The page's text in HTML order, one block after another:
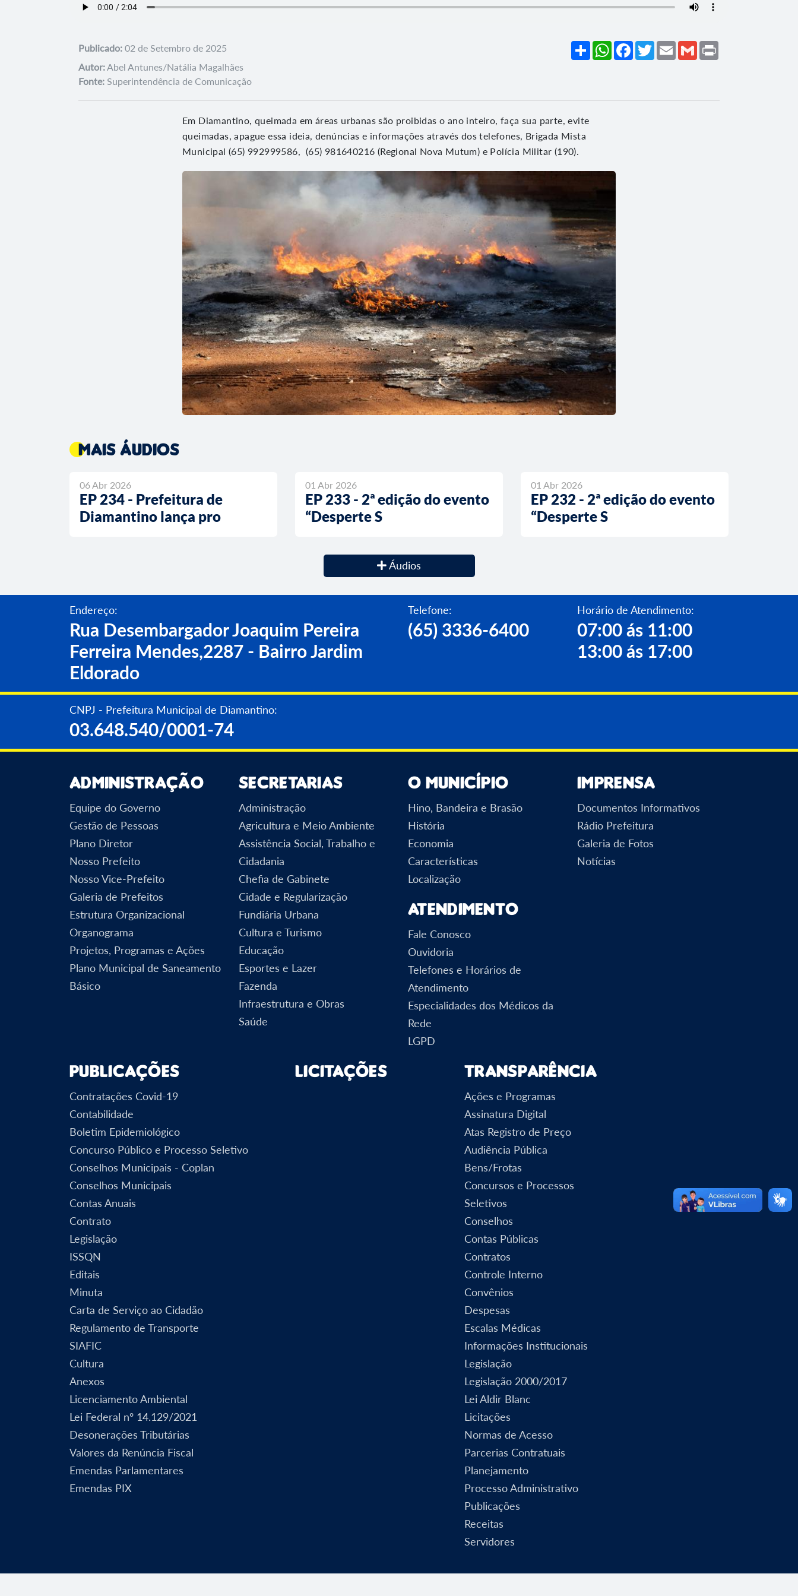
Publicado: 02 de Setembro de 2025 Share WhatsAppFacebook
TwitterEmail Gmail
Autor:Abel Antunes/Natália Magalhães
Fonte: Superintendência de Comunicação
Em Diamantino, queimada em áreas urbanas são proibidas o ano inteiro, faça sua parte, evite
queimadas, apague essa ideia, denúncias e informações através dos telefones, Brigada Mista
Municipal (65) 992999586, (65) 981640216 (Regional Nova Mutum) e Polícia Militar (190).
Mais áudios
06 Abr 2026
EP 234 - Prefeitura de
Diamantino lança pro
01 Abr 2026
EP 233 - 2ª edição do evento
“Desperte S
01 Abr 2026
EP 232 - 2ª edição do evento
“Desperte S
Áudios
Endereço:
Rua Desembargador Joaquim Pereira
Ferreira Mendes,2287 - Bairro Jardim
Eldorado
Telefone:
(65) 3336-6400
Horário de Atendimento:
07:00 ás 11:00
13:00 ás 17:00
CNPJ - Prefeitura Municipal de Diamantino:
03.648.540/0001-74
Administração
Equipe do Governo
Gestão de Pessoas
Plano Diretor
Nosso Prefeito
Nosso Vice-Prefeito
Galeria de Prefeitos
Estrutura Organizacional
Organograma
Projetos, Programas e Ações
Plano Municipal de Saneamento
Básico
Secretarias
Administração
Agricultura e Meio Ambiente
Assistência Social, Trabalho e
Cidadania
Chefia de Gabinete
Cidade e Regularização
Fundiária Urbana
Cultura e Turismo
Educação
Esportes e Lazer
Fazenda
Infraestrutura e Obras
Saúde
O Município
Hino, Bandeira e Brasão
História
Economia
Características
Localização
Atendimento
Fale Conosco
Ouvidoria
Telefones e Horários de
Atendimento
Especialidades dos Médicos da
Rede
LGPD
Imprensa
Documentos Informativos
Rádio Prefeitura
Galeria de Fotos
Notícias
Publicações
Contratações Covid-19
Contabilidade
Boletim Epidemiológico
Concurso Público e Processo Seletivo
Conselhos Municipais - Coplan
Conselhos Municipais
Contas Anuais
Contrato
Legislação
ISSQN
Editais
Minuta
Carta de Serviço ao Cidadão
Regulamento de Transporte
SIAFIC
Cultura
Anexos
Licenciamento Ambiental
Lei Federal nº 14.129/2021
Desonerações Tributárias
Valores da Renúncia Fiscal
Emendas Parlamentares
Emendas PIX
Licitações Transparência
Ações e Programas
Assinatura Digital
Atas Registro de Preço
Audiência Pública
Bens/Frotas
Concursos e Processos
Seletivos
Conselhos
Contas Públicas
Contratos
Controle Interno
Convênios
Despesas
Escalas Médicas
Informações Institucionais
Legislação
Legislação 2000/2017
Lei Aldir Blanc
Licitações
Normas de Acesso
Parcerias Contratuais
Planejamento
Processo Administrativo
Publicações
Receitas
Servidores